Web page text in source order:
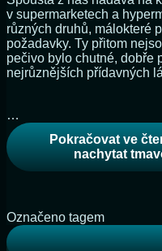
v supermarketech a
různých druhů, málokteré
požadavky. Ty přitom
pečivo bylo chutné, dobře
nejrůznějších přídavných
…
Pokračovat ve
nachytat
Označeno tagem